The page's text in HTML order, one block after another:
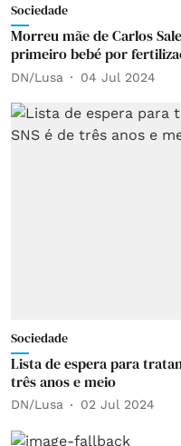
Sociedade
Morreu mãe de Carlos
primeiro bebé por
DN/Lusa 04 Jul 2024
Sociedade
Lista de espera para
três anos e meio
DN/Lusa 02 Jul 2024